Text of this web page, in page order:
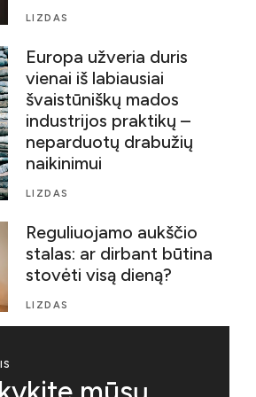
LIZDAS
Europa užveria duris
vienai iš labiausiai
švaistūniškų mados
industrijos praktikų –
neparduotų drabužių
naikinimui
LIZDAS
Reguliuojamo aukščio
stalas: ar dirbant būtina
stovėti visą dieną?
LIZDAS